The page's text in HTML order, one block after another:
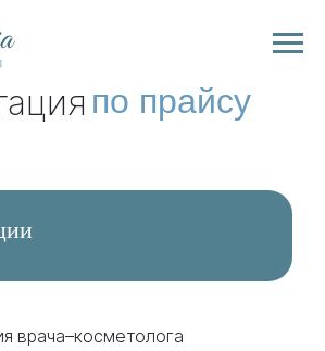
по прайсу
врача–косметолога